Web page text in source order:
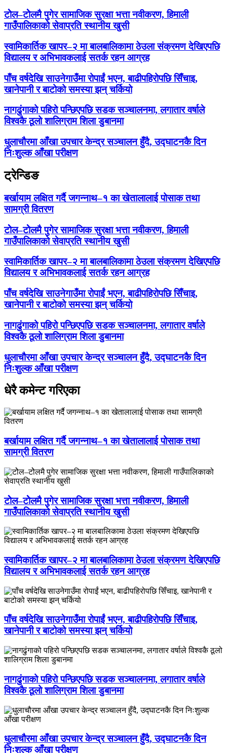
टोेल–टोेलमै पुगेर सामाजिक सुरक्षा भत्ता नवीकरण, हिमाली
गाउँपालिकाको सेवाप्रति स्थानीय खुसी
स्वामिकार्तिक खापर–२ मा बालबालिकामा ठेउला संक्रमण देखिएपछि
विद्यालय र अभिभावकलाई सतर्क रहन आग्रह
पाँच वर्षदेखि साउनेगाउँमा रोपाईं भएन, बाढीपहिरोपछि सिँचाइ,
खानेपानी र बाटोको समस्या झन् चर्कियो
नागढुंगाको पहिरो पन्छिएपछि सडक सञ्चालनमा, लगातार वर्षाले
विश्वकै ठूलो शालिग्राम शिला डुबानमा
धुलाचौरमा आँखा उपचार केन्द्र सञ्चालन हुँदै, उद्घाटनकै दिन
निःशुल्क आँखा परीक्षण
ट्रेन्डिङ
बर्खायाम लक्षित गर्दै जगन्नाथ–१ का खेतालालाई पोसाक तथा
सामग्री वितरण
टोेल–टोेलमै पुगेर सामाजिक सुरक्षा भत्ता नवीकरण, हिमाली
गाउँपालिकाको सेवाप्रति स्थानीय खुसी
स्वामिकार्तिक खापर–२ मा बालबालिकामा ठेउला संक्रमण देखिएपछि
विद्यालय र अभिभावकलाई सतर्क रहन आग्रह
पाँच वर्षदेखि साउनेगाउँमा रोपाईं भएन, बाढीपहिरोपछि सिँचाइ,
खानेपानी र बाटोको समस्या झन् चर्कियो
नागढुंगाको पहिरो पन्छिएपछि सडक सञ्चालनमा, लगातार वर्षाले
विश्वकै ठूलो शालिग्राम शिला डुबानमा
धुलाचौरमा आँखा उपचार केन्द्र सञ्चालन हुँदै, उद्घाटनकै दिन
निःशुल्क आँखा परीक्षण
धेरै कमेन्ट गरिएका
बर्खायाम लक्षित गर्दै जगन्नाथ–१ का खेतालालाई पोसाक तथा
सामग्री वितरण
टोेल–टोेलमै पुगेर सामाजिक सुरक्षा भत्ता नवीकरण, हिमाली
गाउँपालिकाको सेवाप्रति स्थानीय खुसी
स्वामिकार्तिक खापर–२ मा बालबालिकामा ठेउला संक्रमण देखिएपछि
विद्यालय र अभिभावकलाई सतर्क रहन आग्रह
पाँच वर्षदेखि साउनेगाउँमा रोपाईं भएन, बाढीपहिरोपछि सिँचाइ,
खानेपानी र बाटोको समस्या झन् चर्कियो
नागढुंगाको पहिरो पन्छिएपछि सडक सञ्चालनमा, लगातार वर्षाले
विश्वकै ठूलो शालिग्राम शिला डुबानमा
धुलाचौरमा आँखा उपचार केन्द्र सञ्चालन हुँदै, उद्घाटनकै दिन
निःशुल्क आँखा परीक्षण